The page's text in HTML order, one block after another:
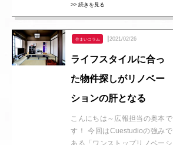
>> 続きを見る
住まいコラム ┃2021/02/26
ライフスタイルに合っ
た物件探しがリノベー
ションの肝となる
こんにちは～広報担当の奥本で
す！ 今回はCuestudioの強みで
ある「ワンストップリノベーシ